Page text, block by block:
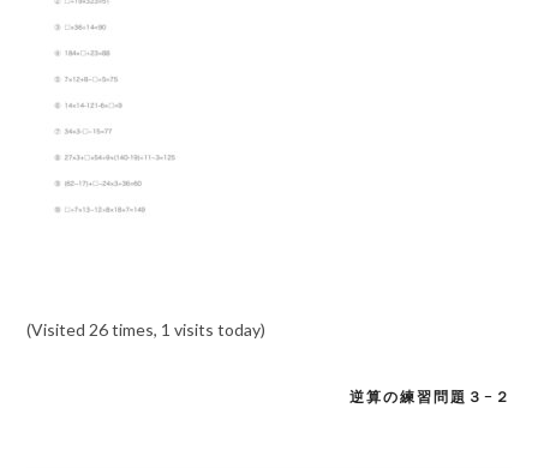
(Visited 26 times, 1 visits today)
逆算の練習問題３−２